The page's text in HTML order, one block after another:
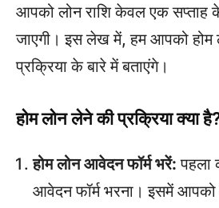
आपको लोन राशि केवल एक सप्ताह
जाएगी। इस लेख में, हम आपको होम
प्रक्रिया के बारे में बताएंगे।
होम लोन लेने की प्रक्रिया क्या
होम लोन आवेदन फॉर्म भरें: पहला
आवेदन फॉर्म भरना। इसमें